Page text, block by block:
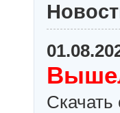
Скачать